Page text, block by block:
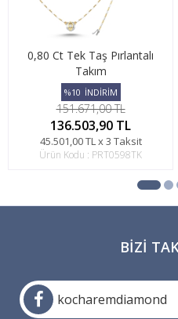
0,80 Ct Tek Taş Pırlantalı
Takım
%10 İNDİRİM
151.671,00 TL
136.503,90 TL
45.501,00 TL x 3 Taksit
Ürün Kodu : PRT0598TK
BIZI
kocharemdiamond